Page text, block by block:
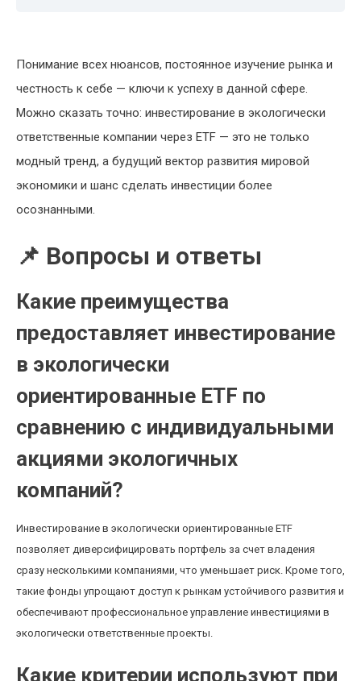
Понимание всех нюансов, постоянное изучение рынка и
честность к себе — ключи к успеху в данной сфере.
Можно сказать точно: инвестирование в экологически
ответственные компании через ETF — это не только
модный тренд, а будущий вектор развития мировой
экономики и шанс сделать инвестиции более
осознанными.
📌 Вопросы и ответы
Какие преимущества
предоставляет инвестирование
в экологически
ориентированные ETF по
сравнению с индивидуальными
акциями экологичных
компаний?
Инвестирование в экологически ориентированные ETF
позволяет диверсифицировать портфель за счет владения
сразу несколькими компаниями, что уменьшает риск. Кроме того,
такие фонды упрощают доступ к рынкам устойчивого развития и
обеспечивают профессиональное управление инвестициями в
экологически ответственные проекты.
Какие критерии используют при